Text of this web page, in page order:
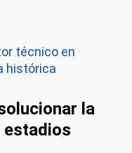
técnico en
histórica
la
estadios